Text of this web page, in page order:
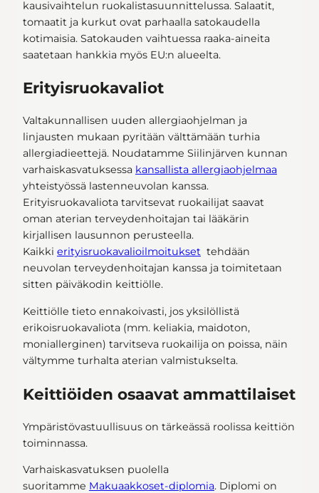
kausivaihtelun ruokalistasuunnittelussa. Salaatit,
tomaatit ja kurkut ovat parhaalla satokaudella
kotimaisia. Satokauden vaihtuessa raaka-aineita
saatetaan hankkia myös EU:n alueelta.
Erityisruokavaliot
Valtakunnallisen uuden allergiaohjelman ja
linjausten mukaan pyritään välttämään turhia
allergiadieettejä. Noudatamme Siilinjärven kunnan
varhaiskasvatuksessa kansallista allergiaohjelmaa
yhteistyössä lastenneuvolan kanssa.
Erityisruokavaliota tarvitsevat ruokailijat saavat
oman aterian terveydenhoitajan tai lääkärin
kirjallisen lausunnon perusteella.
Kaikki erityisruokavalioilmoitukset tehdään
neuvolan terveydenhoitajan kanssa ja toimitetaan
sitten päiväkodin keittiölle.
Keittiölle tieto ennakoivasti, jos yksilöllistä
erikoisruokavaliota (mm. keliakia, maidoton,
moniallerginen) tarvitseva ruokailija on poissa, näin
vältymme turhalta aterian valmistukselta.
Keittiöiden osaavat ammattilaiset
Ympäristövastuullisuus on tärkeässä roolissa keittiön
toiminnassa.
Varhaiskasvatuksen puolella
suoritamme Makuaakkoset-diplomia. Diplomi on